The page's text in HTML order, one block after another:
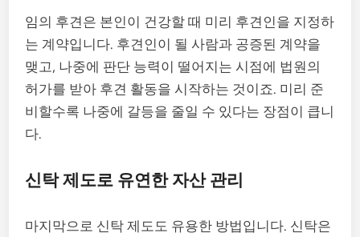
임의 후견은 본인이 건강할 때 미리 후견인을 지정하
는 계약입니다. 후견인이 될 사람과 공증된 계약을
맺고, 나중에 판단 능력이 떨어지는 시점에 법원의
허가를 받아 후견 활동을 시작하는 것이죠. 미리 준
비할수록 나중에 갈등을 줄일 수 있다는 장점이 큽니
다.
신탁 제도로 유연한 자산 관리
마지막으로 신탁 제도도 유용한 방법입니다. 신탁은